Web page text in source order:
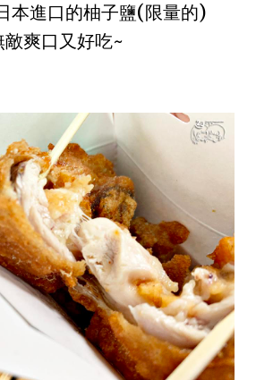
本進口的柚子鹽(限量的)
敵爽口又好吃~